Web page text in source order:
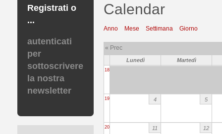
Registrati o
...
autenticati
per
sottoscrivere
la nostra
newsletter
Calendar
Anno Mese Settimana Giorno
« Prec
Lunedì Martedì
18
19 4 5
20 11 12